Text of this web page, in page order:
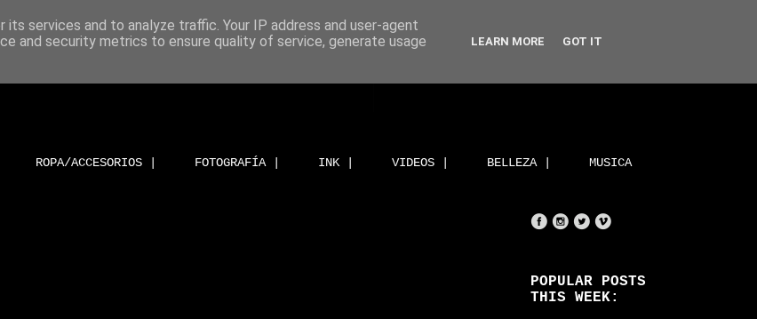
ROPA/ACCESORIOS | FOTOGRAFÍA | INK | VIDEOS | BELLEZA | MUSICA
POPULAR POSTS
THIS WEEK:
services and to analyze traffic. Your IP address and user-agent
and security metrics to ensure quality of service, generate usage
LEARN MORE GOT IT